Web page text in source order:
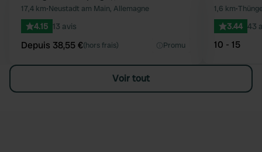
Préféré
17,4 km•Neustadt am Main, Allemagne
4.15 13 avis
Depuis 38,55 €(hors frais) Promu
1,6 km•
3.44 43
10 - 15
Voir tout